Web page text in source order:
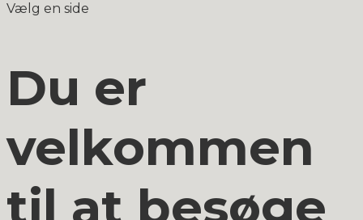
Vælg en side
Du er
velkommen
til at besøge